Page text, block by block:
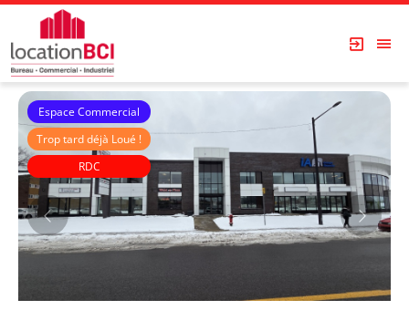
Espace Commercial
Trop tard déjà Loué !
RDC
Immeubles Roussin